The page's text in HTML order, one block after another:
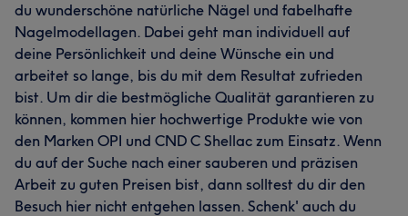
du wunderschöne natürliche Nägel und fabelhafte
Nagelmodellagen. Dabei geht man individuell auf
deine Persönlichkeit und deine Wünsche ein und
arbeitet so lange, bis du mit dem Resultat zufrieden
bist. Um dir die bestmögliche Qualität garantieren zu
können, kommen hier hochwertige Produkte wie von
den Marken OPI und CND C Shellac zum Einsatz. Wenn
du auf der Suche nach einer sauberen und präzisen
Arbeit zu guten Preisen bist, dann solltest du dir den
Besuch hier nicht entgehen lassen. Schenk' auch du